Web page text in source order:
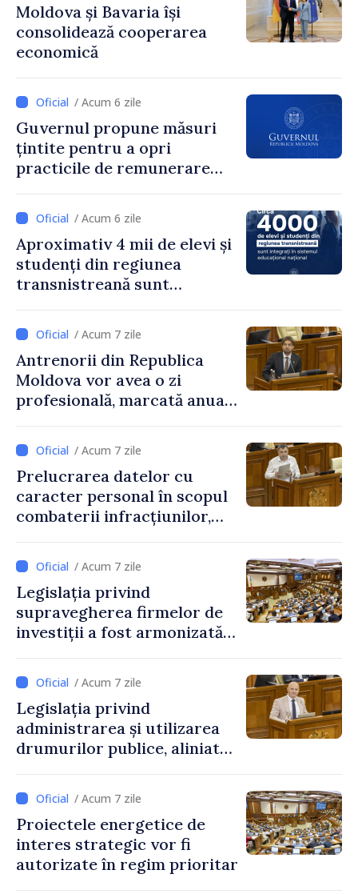
Moldova și Bavaria își
consolidează cooperarea
economică
/ Acum 6 zile
Guvernul propune măsuri
țintite pentru a opri
practicile de remunerare
/ Acum 6 zile
Aproximativ 4 mii de elevi și
studenți din regiunea
transnistreană sunt
educațional național
/ Acum 7 zile
Antrenorii din Republica
Moldova vor avea o zi
profesională, marcată anual
/ Acum 7 zile
Prelucrarea datelor cu
caracter personal în scopul
combaterii infracțiunilor,
/ Acum 7 zile
Legislația privind
supravegherea firmelor de
investiții a fost armonizată
/ Acum 7 zile
Legislația privind
administrarea și utilizarea
drumurilor publice, aliniată
/ Acum 7 zile
Proiectele energetice de
interes strategic vor fi
autorizate în regim prioritar